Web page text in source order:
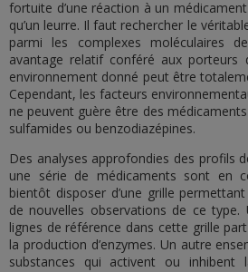
fortuite d’une réaction à un
qu’un leurre. Il faut rechercher le
parmi les complexes moléculaires
avantage relatif conféré aux porteurs
environnement donné peut être
Cependant, les facteurs
ne peuvent guère être des
sulfamides ou benzodiazépines.
Des analyses approfondies des profils
une série de médicaments sont en
bientôt disposer d’une grille
de nouvelles observations de ce type.
lignes de référence dans cette grille
la production d’enzymes. Un autre
substances qui activent ou inhibent